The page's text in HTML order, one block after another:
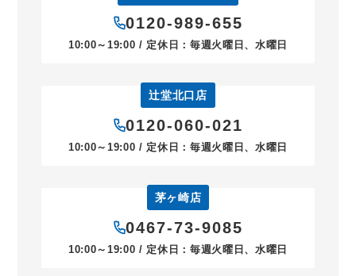
0120-989-655
10:00～19:00 / 定休日：毎週火曜日、水曜日
辻堂北口店
0120-060-021
10:00～19:00 / 定休日：毎週火曜日、水曜日
茅ヶ崎店
0467-73-9085
10:00～19:00 / 定休日：毎週火曜日、水曜日